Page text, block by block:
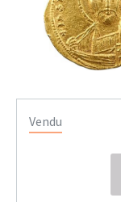
Vendu